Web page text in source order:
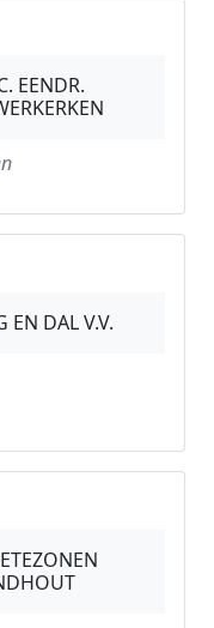
EENDR.
EN DAL V.V.